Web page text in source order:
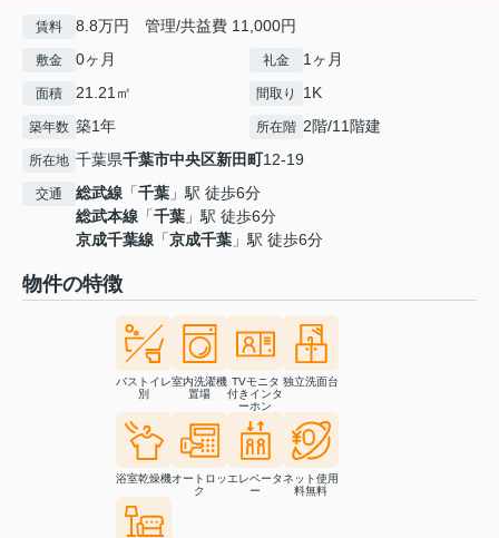
賃料 8.8万円 管理/共益費 11,000円
敷金 0ヶ月 礼金 1ヶ月
面積 21.21㎡ 間取り 1K
築年数 築1年 所在階 2階/11階建
所在地 千葉県千葉市中央区新田町12-19
交通 総武線 「千葉 」駅 徒歩6分
総武本線 「千葉 」駅 徒歩6分
京成千葉線 「京成千葉 」駅 徒歩6分
物件の特徴
バストイレ
別
室内洗濯機
置場
TVモニタ
付きインタ
ーホン
独立洗面台
浴室乾燥機オートロッ
ク
エレベータ
ー
ネット使用
料無料